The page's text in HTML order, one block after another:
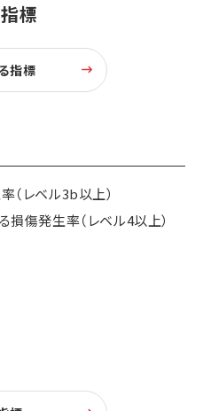
標
指標
（レベル3b以上）
傷発生率（レベル4以上）